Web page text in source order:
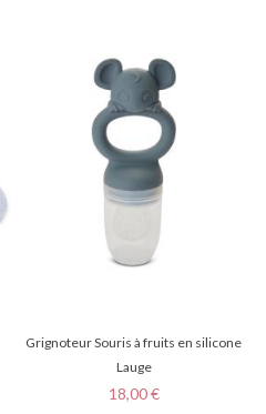
Grignoteur Souris à fruits en silicone
Lauge
Prix
18,00 €